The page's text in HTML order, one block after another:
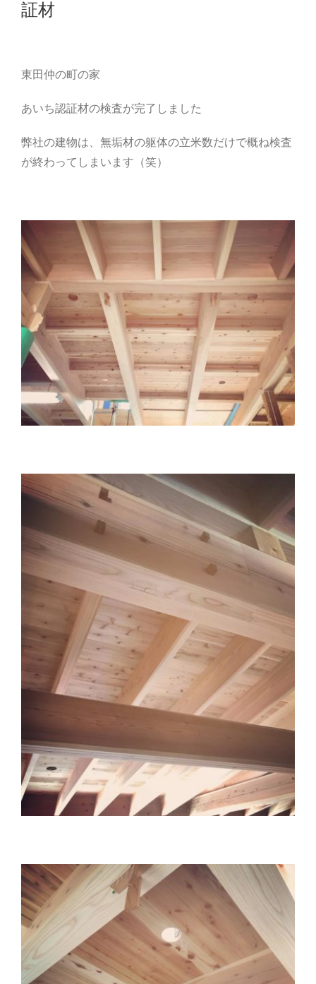
証材
東田仲の町の家
あいち認証材の検査が完了しました
弊社の建物は、無垢材の躯体の立米数だけで概ね検査
が終わってしまいます（笑）